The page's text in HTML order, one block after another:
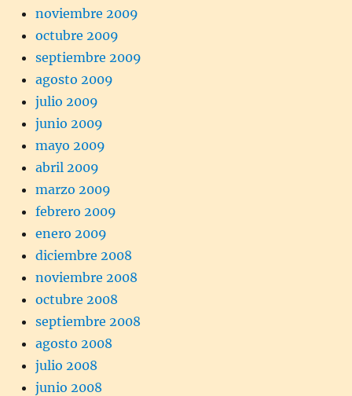
noviembre 2009
octubre 2009
septiembre 2009
agosto 2009
julio 2009
junio 2009
mayo 2009
abril 2009
marzo 2009
febrero 2009
enero 2009
diciembre 2008
noviembre 2008
octubre 2008
septiembre 2008
agosto 2008
julio 2008
junio 2008